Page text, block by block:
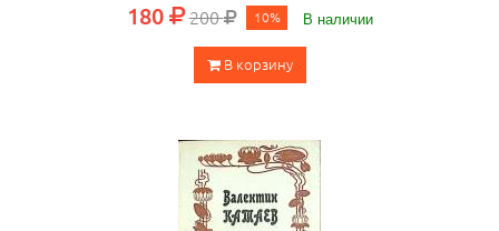
180 200 10% В наличии
В корзину